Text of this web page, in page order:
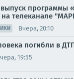
программы
телеканале
Вчера, 20:10
погибли в
19:55